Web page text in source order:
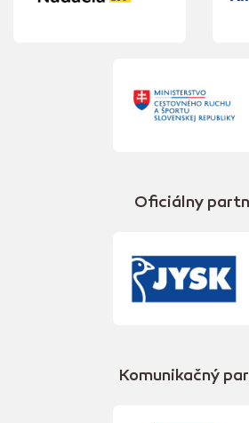
Oficiálny
Komunikačný